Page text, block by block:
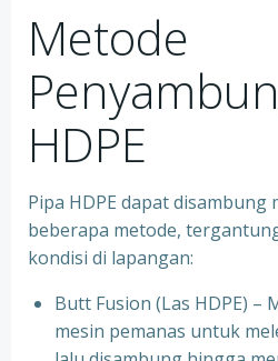
Metode
HDPE
Pipa HDPE dapat disambung
beberapa metode,
kondisi di lapangan:
Butt Fusion (Las HDPE) –
mesin pemanas untuk